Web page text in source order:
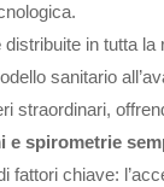
distribuite in tutta la
sanitario
straordinari,
e spirometrie
chiave: